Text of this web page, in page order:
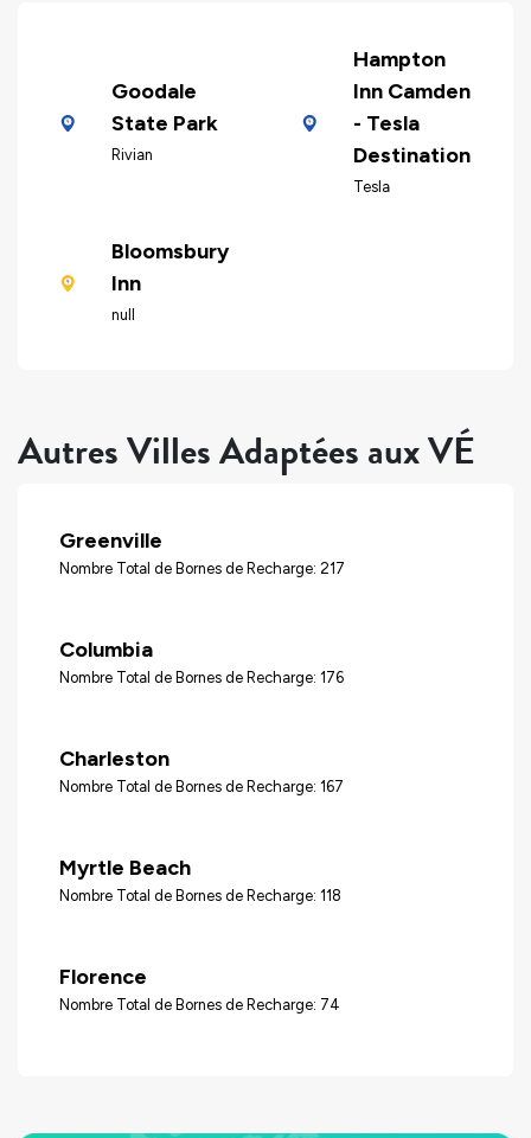
Goodale
State Park
Rivian
Hampton
Inn Camden
- Tesla
Destination
Tesla
Bloomsbury
Inn
null
Autres Villes Adaptées aux VÉ
Greenville
Nombre Total de Bornes de Recharge: 217
Columbia
Nombre Total de Bornes de Recharge: 176
Charleston
Nombre Total de Bornes de Recharge: 167
Myrtle Beach
Nombre Total de Bornes de Recharge: 118
Florence
Nombre Total de Bornes de Recharge: 74